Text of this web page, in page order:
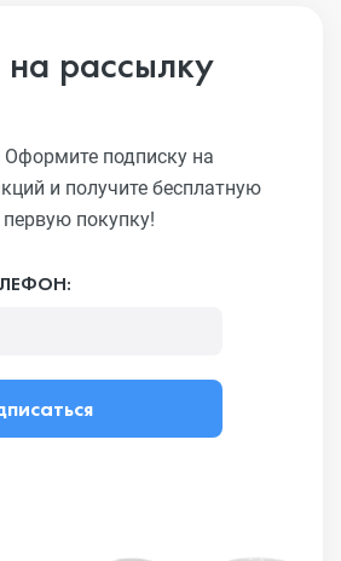
рассылку
подписку на
и получите бесплатную
покупку!